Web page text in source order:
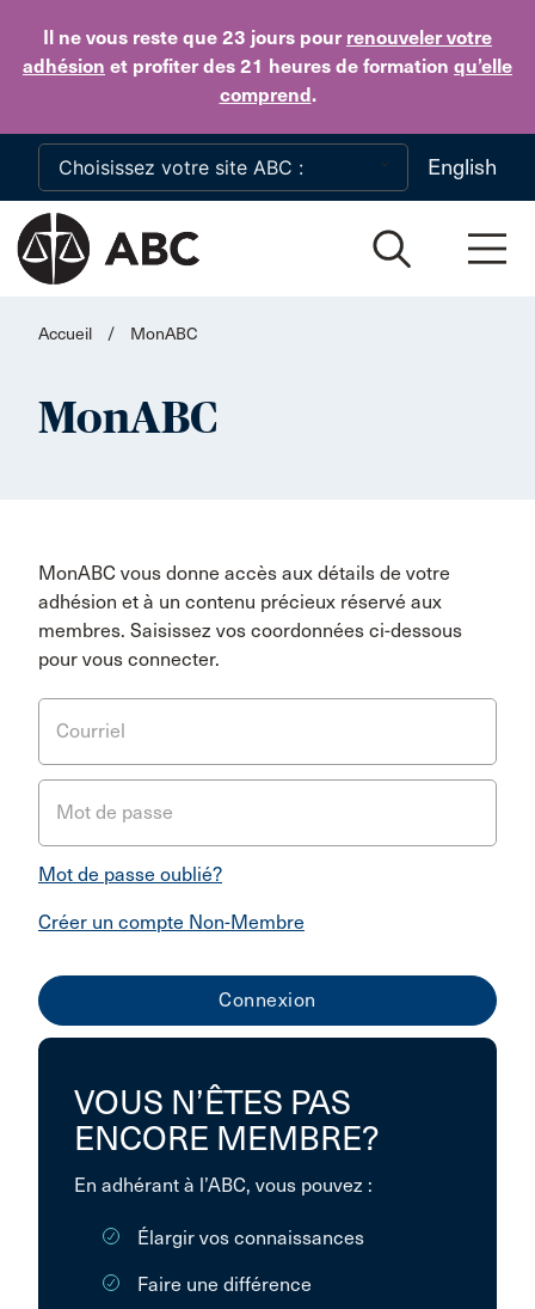
Il ne vous reste que 23 jours pour renouveler votre
adhésion et profiter des 21 heures de formation qu’elle
comprend.
Skip to main content
English
Accueil / MonABC
MonABC
MonABC vous donne accès aux détails de votre
adhésion et à un contenu précieux réservé aux
membres. Saisissez vos coordonnées ci-dessous
pour vous connecter.
Courriel
Mot de passe
Mot de passe oublié?
Créer un compte Non-Membre
VOUS N’ÊTES PAS
ENCORE MEMBRE?
En adhérant à l’ABC, vous pouvez :
Élargir vos connaissances
Faire une différence